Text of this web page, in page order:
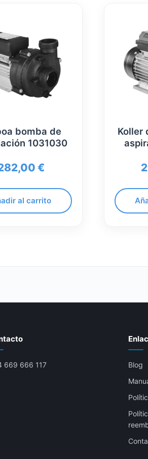
bomba de
1031030
€
al carrito
Koller
669 666 117
Blog